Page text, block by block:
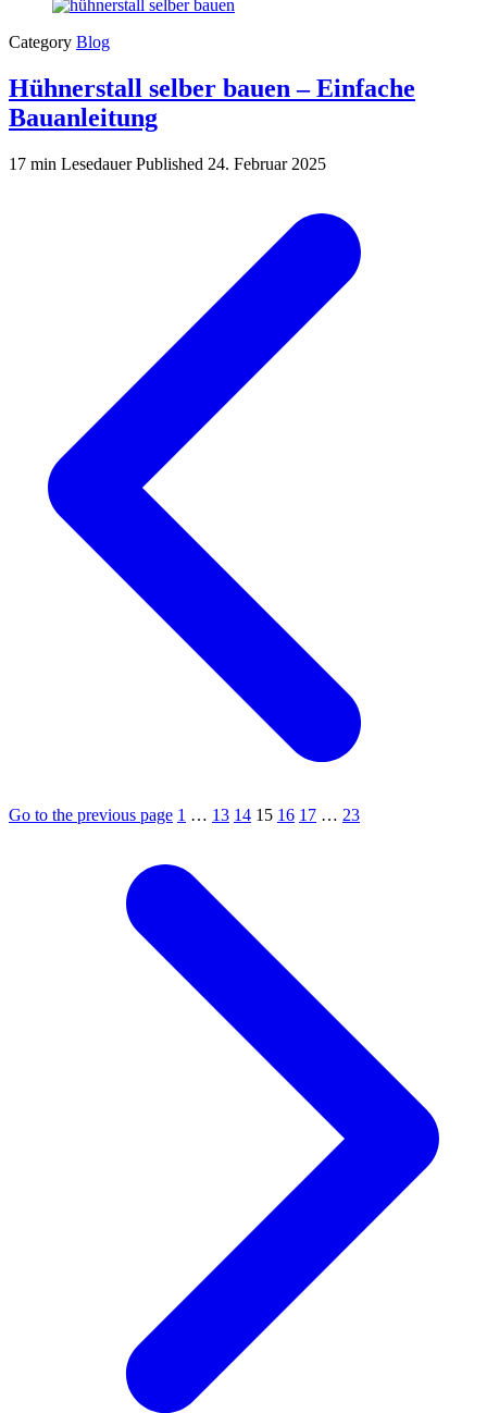
Category Blog
Hühnerstall selber bauen – Einfache
Bauanleitung
17 min LesedauerPublished 24. Februar 2025
Go to the previous page 1 … 13 14 15 16 17 … 23